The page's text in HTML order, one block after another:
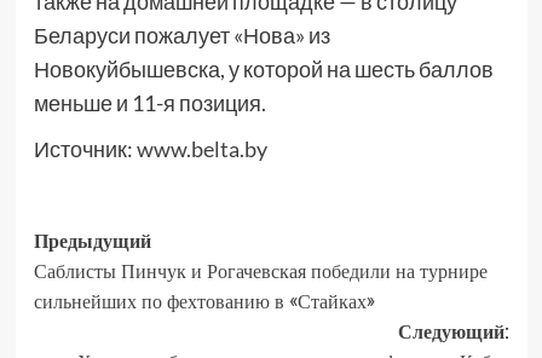
Беларуси пожалует «Нова» из
Новокуйбышевска, у которой на шесть баллов
меньше и 11-я позиция.
Источник:www.belta.by
Предыдущий
Саблисты Пинчук и Рогачевская победили на турнире
сильнейших по фехтованию в «Стайках»
Следующий: